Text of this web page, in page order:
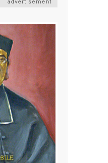
advertisement